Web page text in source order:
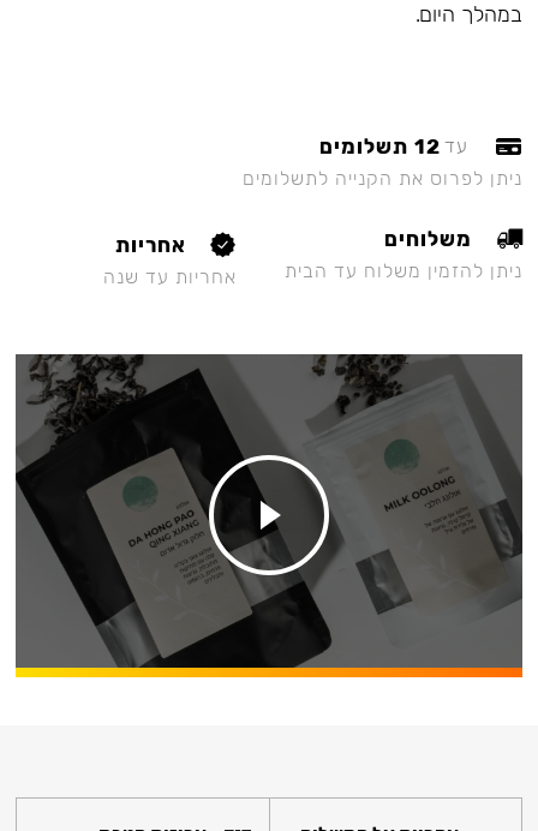
במהלך היום.
עד 12 תשלומים
ניתן לפרוס את הקנייה לתשלומים
משלוחים
ניתן להזמין משלוח עד הבית
אחריות
אחריות עד שנה